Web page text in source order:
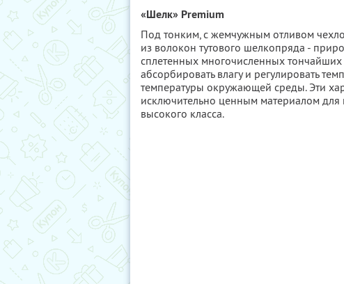
«Шелк» Premium
Под тонким, с жемчужным отливом
из волокон тутового шелкопряда -
сплетенных многочисленных
абсорбировать влагу и регулировать
температуры окружающей среды. Эти
исключительно ценным материалом
высокого класса.